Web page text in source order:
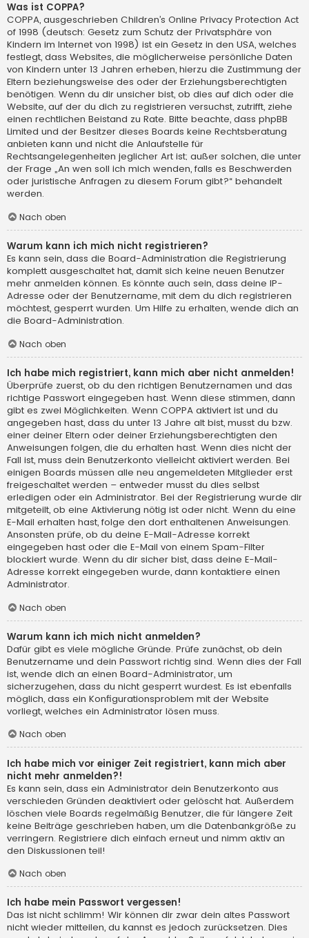
Was ist COPPA?
COPPA, ausgeschrieben Children’s Online Privacy Protection Act
of 1998 (deutsch: Gesetz zum Schutz der Privatsphäre von
Kindern im Internet von 1998) ist ein Gesetz in den USA, welches
festlegt, dass Websites, die möglicherweise persönliche Daten
von Kindern unter 13 Jahren erheben, hierzu die Zustimmung der
Eltern beziehungsweise des oder der Erziehungsberechtigten
benötigen. Wenn du dir unsicher bist, ob dies auf dich oder die
Website, auf der du dich zu registrieren versuchst, zutrifft, ziehe
einen rechtlichen Beistand zu Rate. Bitte beachte, dass phpBB
Limited und der Besitzer dieses Boards keine Rechtsberatung
anbieten kann und nicht die Anlaufstelle für
Rechtsangelegenheiten jeglicher Art ist; außer solchen, die unter
der Frage „An wen soll ich mich wenden, falls es Beschwerden
oder juristische Anfragen zu diesem Forum gibt?“ behandelt
werden.
Nach oben
Warum kann ich mich nicht registrieren?
Es kann sein, dass die Board-Administration die Registrierung
komplett ausgeschaltet hat, damit sich keine neuen Benutzer
mehr anmelden können. Es könnte auch sein, dass deine IP-
Adresse oder der Benutzername, mit dem du dich registrieren
möchtest, gesperrt wurden. Um Hilfe zu erhalten, wende dich an
die Board-Administration.
Nach oben
Ich habe mich registriert, kann mich aber nicht anmelden!
Überprüfe zuerst, ob du den richtigen Benutzernamen und das
richtige Passwort eingegeben hast. Wenn diese stimmen, dann
gibt es zwei Möglichkeiten. Wenn COPPA aktiviert ist und du
angegeben hast, dass du unter 13 Jahre alt bist, musst du bzw.
einer deiner Eltern oder deiner Erziehungsberechtigten den
Anweisungen folgen, die du erhalten hast. Wenn dies nicht der
Fall ist, muss dein Benutzerkonto vielleicht aktiviert werden. Bei
einigen Boards müssen alle neu angemeldeten Mitglieder erst
freigeschaltet werden – entweder musst du dies selbst
erledigen oder ein Administrator. Bei der Registrierung wurde dir
mitgeteilt, ob eine Aktivierung nötig ist oder nicht. Wenn du eine
E-Mail erhalten hast, folge den dort enthaltenen Anweisungen.
Ansonsten prüfe, ob du deine E-Mail-Adresse korrekt
eingegeben hast oder die E-Mail von einem Spam-Filter
blockiert wurde. Wenn du dir sicher bist, dass deine E-Mail-
Adresse korrekt eingegeben wurde, dann kontaktiere einen
Administrator.
Nach oben
Warum kann ich mich nicht anmelden?
Dafür gibt es viele mögliche Gründe. Prüfe zunächst, ob dein
Benutzername und dein Passwort richtig sind. Wenn dies der Fall
ist, wende dich an einen Board-Administrator, um
sicherzugehen, dass du nicht gesperrt wurdest. Es ist ebenfalls
möglich, dass ein Konfigurationsproblem mit der Website
vorliegt, welches ein Administrator lösen muss.
Nach oben
Ich habe mich vor einiger Zeit registriert, kann mich aber
nicht mehr anmelden?!
Es kann sein, dass ein Administrator dein Benutzerkonto aus
verschieden Gründen deaktiviert oder gelöscht hat. Außerdem
löschen viele Boards regelmäßig Benutzer, die für längere Zeit
keine Beiträge geschrieben haben, um die Datenbankgröße zu
verringern. Registriere dich einfach erneut und nimm aktiv an
den Diskussionen teil!
Nach oben
Ich habe mein Passwort vergessen!
Das ist nicht schlimm! Wir können dir zwar dein altes Passwort
nicht wieder mitteilen, du kannst es jedoch zurücksetzen. Dies